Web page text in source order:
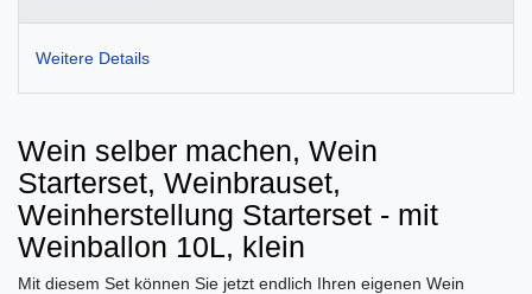
Weitere Details
Wein selber machen, Wein
Starterset, Weinbrauset,
Weinherstellung Starterset - mit
Weinballon 10L, klein
Mit diesem Set können Sie jetzt endlich Ihren eigenen Wein